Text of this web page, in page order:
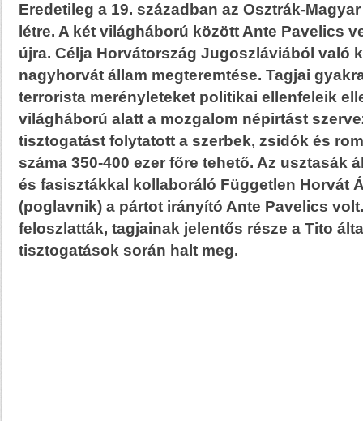
Eredetileg a 19. században az Osztrák-
létre. A két világháború között Ante Pavelics
újra. Célja Horvátország Jugoszláviából való
nagyhorvát állam megteremtése. Tagjai
terrorista merényleteket politikai ellenfeleik
világháború alatt a mozgalom népirtást
tisztogatást folytatott a szerbek, zsidók és
száma 350-400 ezer főre tehető. Az usztasák
és fasisztákkal kollaboráló Független Horvát
(poglavnik) a pártot irányító Ante Pavelics
feloszlatták, tagjainak jelentős része a Tito
tisztogatások során halt meg.